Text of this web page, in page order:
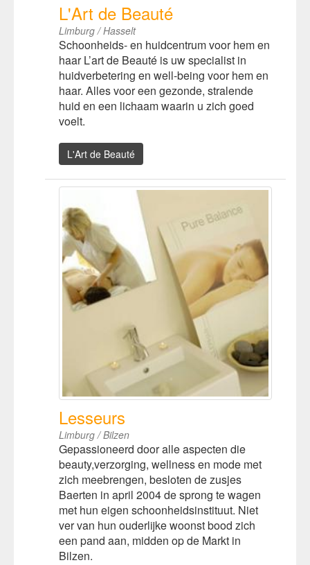
L'Art de Beauté
Limburg / Hasselt
Schoonheids- en huidcentrum voor hem en
haar L’art de Beauté is uw specialist in
huidverbetering en well-being voor hem en
haar. Alles voor een gezonde, stralende
huid en een lichaam waarin u zich goed
voelt.
L'Art de Beauté
Lesseurs
Limburg / Bilzen
Gepassioneerd door alle aspecten die
beauty,verzorging, wellness en mode met
zich meebrengen, besloten de zusjes
Baerten in april 2004 de sprong te wagen
met hun eigen schoonheidsinstituut. Niet
ver van hun ouderlijke woonst bood zich
een pand aan, midden op de Markt in
Bilzen.